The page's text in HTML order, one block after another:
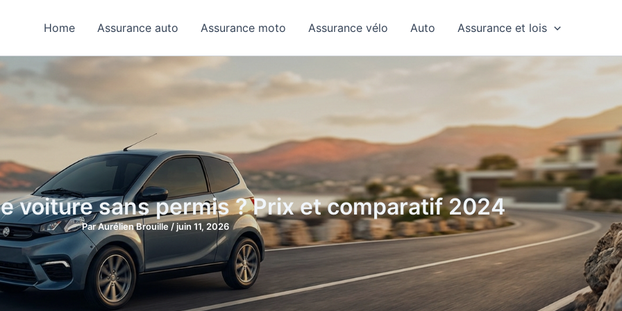
Home Assurance auto Assurance moto Assurance vélo Auto Assurance et lois
voiture sans permis ? Prix et comparatif 2024
ParAurélien Brouille/ juin 11, 2026